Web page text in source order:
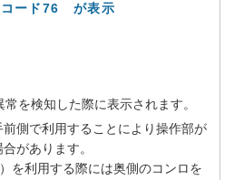
コード76 が表示
を検知した際に表示されます。
側で利用することにより操作部が
があります。
を利用する際には奥側のコンロを